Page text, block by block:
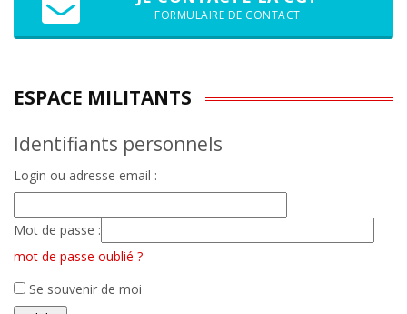
FORMULAIRE DE CONTACT
ESPACE MILITANTS
Identifiants personnels
Login ou adresse email :
Mot de passe :
mot de passe oublié ?
Se souvenir de moi